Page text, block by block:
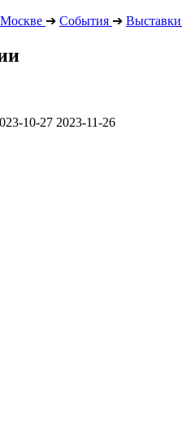
➔ События ➔
10-27 2023-11-26